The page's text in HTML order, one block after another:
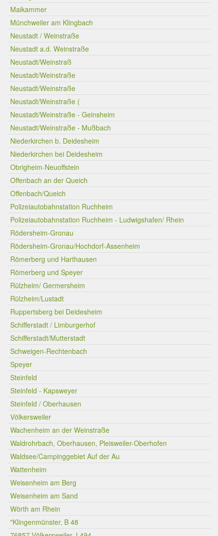
Maikammer
Münchweiler am Klingbach
Neustadt / Weinstraße
Neustadt a.d. Weinstraße
Neustadt/Weinstraß
Neustadt/Weinstraße
Neustadt/Weinstraße
Neustadt/Weinstraße (
Neustadt/Weinstraße - Geinsheim
Neustadt/Weinstraße - Mußbach
Niederkirchen b. Deidesheim
Niederkirchen bei Deidesheim
Obrigheim-Neuoffstein
Offenbach an der Queich
Offenbach/Queich
Polizeiautobahnstation Ruchheim
Polizeiautobahnstation Ruchheim - Ludwigshafen/ Rhein
Rödersheim-Gronau
Rödersheim-Gronau/Hochdorf-Assenheim
Römerberg und Harthausen
Römerberg und Speyer
Rülzheim/ Germersheim
Rülzheim/Lustadt
Ruppertsberg bei Deidesheim
Schifferstadt / Limburgerhof
Schifferstadt/Mutterstadt
Schweigen-Rechtenbach
Speyer
Steinfeld
Steinfeld - Kapsweyer
Steinfeld / Oberhausen
Völkersweiler
Wachenheim an der Weinstraße
Waldrohrbach, Oberhausen, Pleisweiler-Oberhofen
Waldsee/Campinggebiet Auf der Au
Wattenheim
Weisenheim am Berg
Weisenheim am Sand
Wörth am Rhein
"Klingenmünster, B 48